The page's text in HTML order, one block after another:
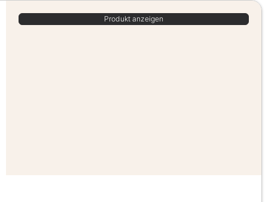
Produkt anzeigen